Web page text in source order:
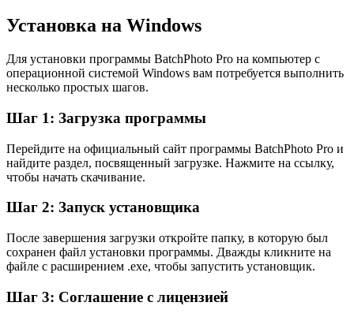
Установка на Windows
Для установки программы BatchPhoto Pro на компьютер с
операционной системой Windows вам потребуется выполнить
несколько простых шагов.
Шаг 1: Загрузка программы
Перейдите на официальный сайт программы BatchPhoto Pro и
найдите раздел, посвященный загрузке. Нажмите на ссылку,
чтобы начать скачивание.
Шаг 2: Запуск установщика
После завершения загрузки откройте папку, в которую был
сохранен файл установки программы. Дважды кликните на
файле с расширением .exe, чтобы запустить установщик.
Шаг 3: Соглашение с лицензией